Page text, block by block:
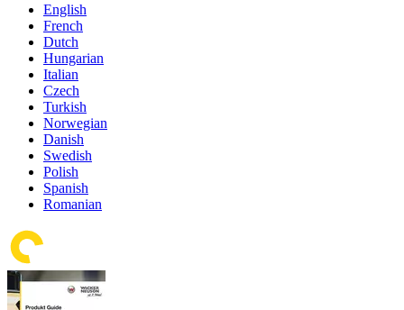
English
French
Dutch
Hungarian
Italian
Czech
Turkish
Norwegian
Danish
Swedish
Polish
Spanish
Romanian